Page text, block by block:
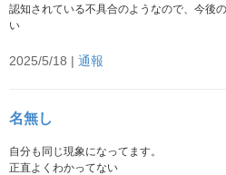
認知されている不具合のようなので、今後
い
2025/5/18 | 通報
名無し
自分も同じ現象になってます。
正直よくわかってない